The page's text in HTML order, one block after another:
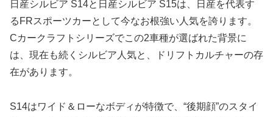
日産シルビア S14と日産シルビア S15は、日産を代表す
るFRスポーツカーとして今なお根強い人気を誇ります。
Cカークラフトシリーズでこの2車種が選ばれた背景に
は、現在も続くシルビア人気と、ドリフトカルチャーの存
在があります。
S14はワイド＆ローなボディが特徴で、“後期顔”のスタイ